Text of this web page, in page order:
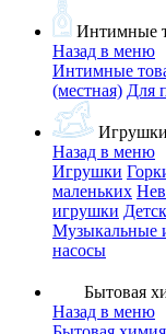
Интимные
Назад в меню
Интимные
(местная) Для
Игрушки
Назад в меню
Игрушки
маленьких
игрушки
Музыкальные
насосы
Бытовая
Назад в меню